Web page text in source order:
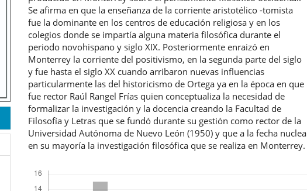
Se afirma en que la enseñanza de la corriente aristotélico -tomista
fue la dominante en los centros de educación religiosa y en los
colegios donde se impartía alguna materia filosófica durante el
periodo novohispano y siglo XIX. Posteriormente enraizó en
Monterrey la corriente del positivismo, en la segunda parte del siglo
y fue hasta el siglo XX cuando arribaron nuevas influencias
particularmente las del historicismo de Ortega ya en la época en que
fue rector Raúl Rangel Frías quien conceptualiza la necesidad de
formalizar la investigación y la docencia creando la Facultad de
Filosofía y Letras que se fundó durante su gestión como rector de la
Universidad Autónoma de Nuevo León (1950) y que a la fecha nuclea
en su mayoría la investigación filosófica que se realiza en Monterrey.